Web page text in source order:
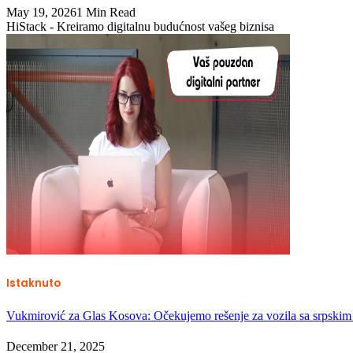
May 19, 20261 Min Read
HiStack - Kreiramo digitalnu budućnost vašeg biznisa
Istaknuto
Vukmirović za Glas Kosova: Očekujemo rešenje za vozila sa
December 21, 2025